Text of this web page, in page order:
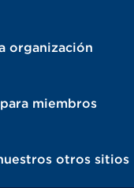
organización
miembros
otros sitios